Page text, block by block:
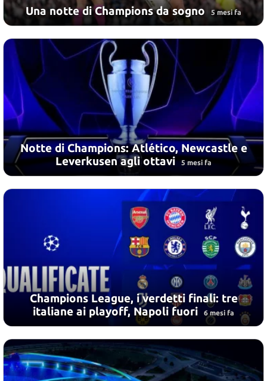
Una notte di Champions da sogno 5 mesi fa
Notte di Champions: Atlético, Newcastle e
Leverkusen agli ottavi 5 mesi fa
Champions League, i verdetti finali: tre
italiane ai playoff, Napoli fuori
6 mesi fa